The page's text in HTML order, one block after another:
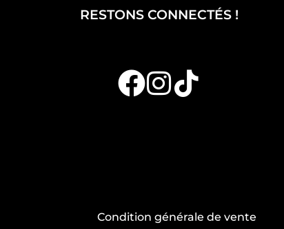
RESTONS CONNECTÉS !
Condition générale de vente